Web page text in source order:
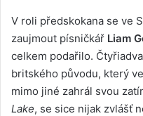
V roli předskokana se ve
zaujmout písničkář Liam
celkem podařilo.
britského původu, který
mimo jiné zahrál svou
Lake, se sice nijak zvlášť